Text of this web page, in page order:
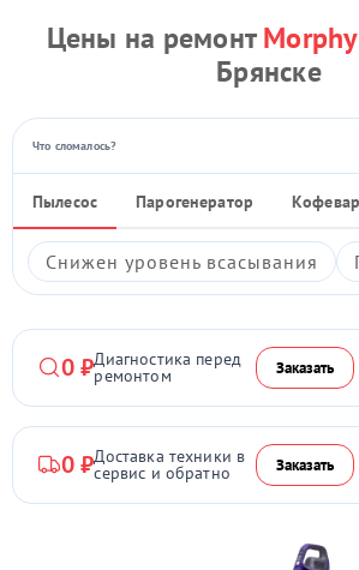
Цены на ремонт
Брянске
Что сломалось?
Пылесос Парогенератор
Снижен уровень всасывания
0 ₽Диагностика перед
ремонтом Заказать
0 ₽Доставка техники в
сервис и обратно Заказать